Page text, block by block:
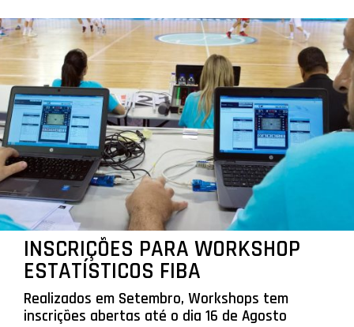
INSCRIÇÕES PARA WORKSHOP
ESTATÍSTICOS FIBA
Realizados em Setembro, Workshops tem
inscrições abertas até o dia 16 de Agosto